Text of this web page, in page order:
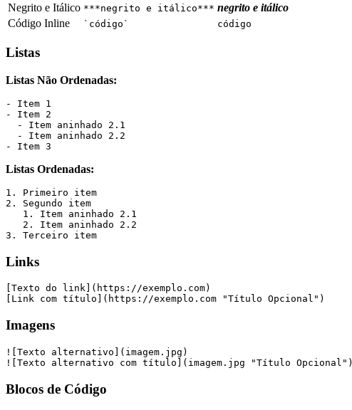
Negrito e Itálico ***negrito e itálico*** negrito e itálico
Código Inline
`código` código
Listas
Listas Não Ordenadas:
- Item 1
- Item 2
  - Item aninhado 2.1
  - Item aninhado 2.2
- Item 3
Listas Ordenadas:
1. Primeiro item
2. Segundo item
   1. Item aninhado 2.1
   2. Item aninhado 2.2
3. Terceiro item
Links
[Texto do link](https://exemplo.com)
[Link com título](https://exemplo.com "Título Opcional")
Imagens
![Texto alternativo](imagem.jpg)
![Texto alternativo com título](imagem.jpg "Título Opcional")
Blocos de Código